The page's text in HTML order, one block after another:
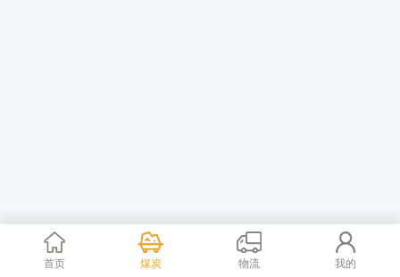
首页 煤炭 物流 我的